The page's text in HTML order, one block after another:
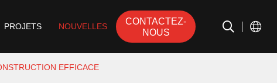
PROJETS NOUVELLES
CONTACTEZ-
NOUS
EFFICACE